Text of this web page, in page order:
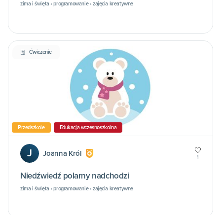
zima i święta • programowanie • zajęcia kreatywne
Ćwiczenie
Przedszkole Edukacja wczesnoszkolna
J Joanna Król 1
Niedźwiedź polarny nadchodzi
zima i święta • programowanie • zajęcia kreatywne